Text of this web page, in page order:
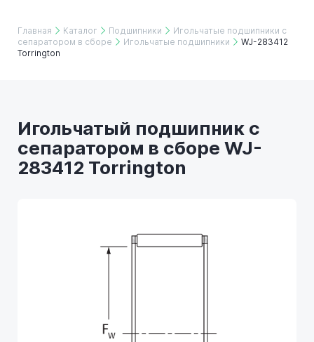
Главная Каталог Подшипники
Игольчатые подшипники с
сепаратором в сборе
Игольчатые подшипники
WJ-283412
Torrington
Игольчатый подшипник с
сепаратором в сборе WJ-
283412 Torrington